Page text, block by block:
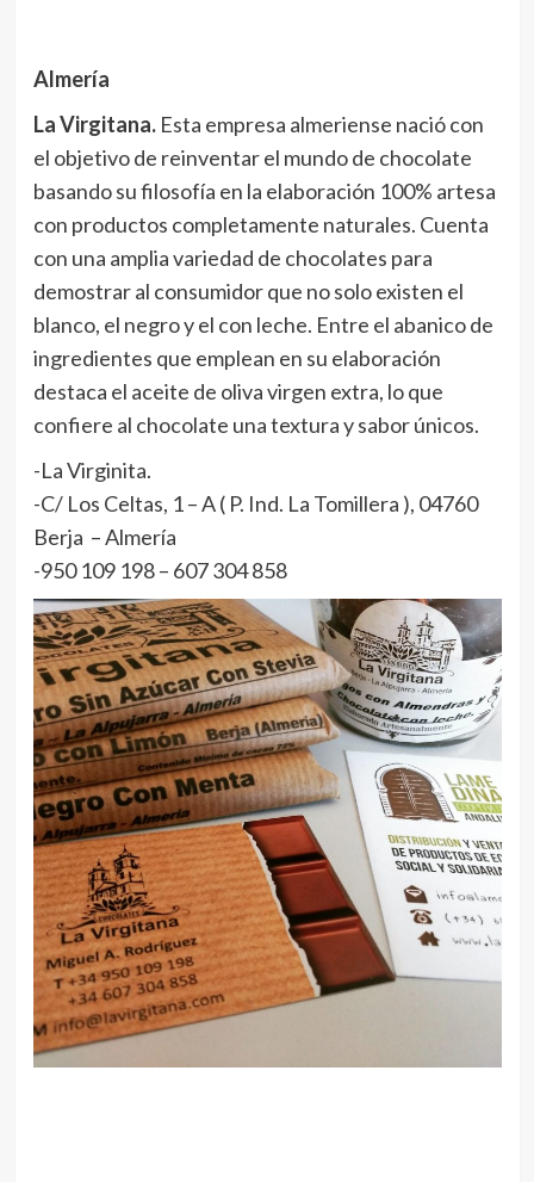
Almería
La Virgitana.Esta empresa almeriense nació con
el objetivo de reinventar el mundo de chocolate
basando su filosofía en la elaboración 100% artesa
con productos completamente naturales. Cuenta
con una amplia variedad de chocolates para
demostrar al consumidor que no solo existen el
blanco, el negro y el con leche. Entre el abanico de
ingredientes que emplean en su elaboración
destaca el aceite de oliva virgen extra, lo que
confiere al chocolate una textura y sabor únicos.
-La Virginita.
-C/ Los Celtas, 1 – A ( P. Ind. La Tomillera ), 04760
Berja – Almería
-950 109 198 – 607 304 858